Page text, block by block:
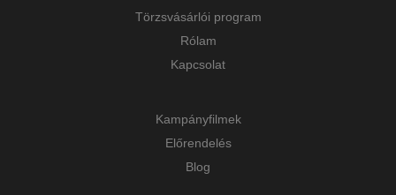
Törzsvásárlói program
Rólam
Kapcsolat
Kampányfilmek
Előrendelés
Blog